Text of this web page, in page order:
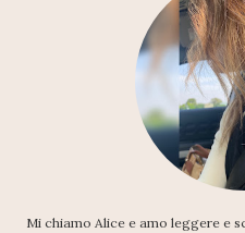
Mi chiamo Alice e amo leggere e